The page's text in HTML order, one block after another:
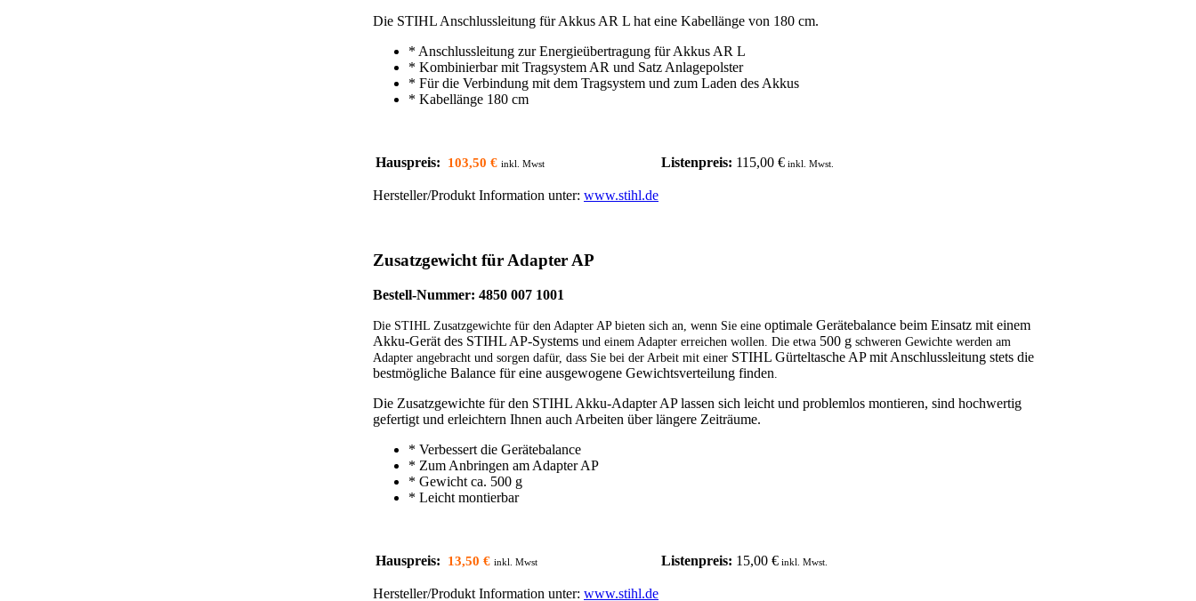
Die STIHL Anschlussleitung für Akkus AR L hat eine Kabellänge von 180 cm.
* Anschlussleitung zur Energieübertragung für Akkus AR L
* Kombinierbar mit Tragsystem AR und Satz Anlagepolster
* Für die Verbindung mit dem Tragsystem und zum Laden des Akkus
* Kabellänge 180 cm
Hauspreis: 103,50 € inkl. Mwst Listenpreis: 115,00 € inkl. Mwst.
Hersteller/Produkt Information unter: www.stihl.de
Zusatzgewicht für Adapter AP
Bestell-Nummer: 4850 007 1001
Die STIHL Zusatzgewichte für den Adapter AP bieten sich an, wenn Sie eine optimale Gerätebalance beim Einsatz mit einem
Akku-Gerät des STIHL AP-Systems und einem Adapter erreichen wollen. Die etwa 500 g schweren Gewichte werden am
Adapter angebracht und sorgen dafür, dass Sie bei der Arbeit mit einer STIHL Gürteltasche AP mit Anschlussleitung stets die
bestmögliche Balance für eine ausgewogene Gewichtsverteilung finden
Die Zusatzgewichte für den STIHL Akku-Adapter AP lassen sich leicht und problemlos montieren, sind hochwertig
gefertigt und erleichtern Ihnen auch Arbeiten über längere Zeiträume.
* Verbessert die Gerätebalance
* Zum Anbringen am Adapter AP
* Gewicht ca. 500 g
* Leicht montierbar
Hauspreis: 13,50 € inkl. Mwst Listenpreis: 15,00 € inkl. Mwst.
Hersteller/Produkt Information unter: www.stihl.de